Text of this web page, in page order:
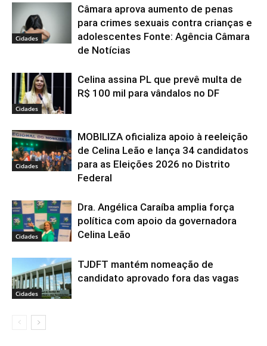
Cidades
Câmara aprova aumento de penas
para crimes sexuais contra crianças e
adolescentes Fonte: Agência Câmara
de Notícias
Cidades
Celina assina PL que prevê multa de
R$ 100 mil para vândalos no DF
Cidades
MOBILIZA oficializa apoio à reeleição
de Celina Leão e lança 34 candidatos
para as Eleições 2026 no Distrito
Federal
Cidades
Dra. Angélica Caraíba amplia força
política com apoio da governadora
Celina Leão
Cidades
TJDFT mantém nomeação de
candidato aprovado fora das vagas